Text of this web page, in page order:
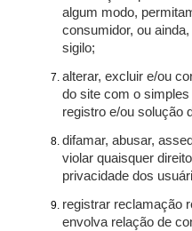
algum modo,
consumidor, ou
sigilo;
alterar, excluir e/ou
do site com o
registro e/ou solução
difamar, abusar,
violar quaisquer
privacidade dos
registrar reclamação
envolva relação de